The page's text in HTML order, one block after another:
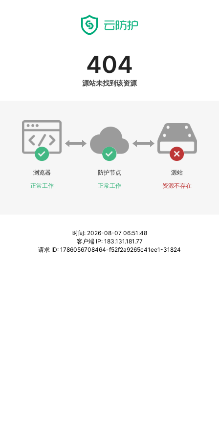
404
源站未找到该资源
浏览器
正常工作
防护节点
正常工作
源站
资源不存在
时间: 2026-08-07 06:51:48
客户端 IP: 183.131.181.77
请求 ID: 1786056708464-f52f2a9265c41ee1-31824